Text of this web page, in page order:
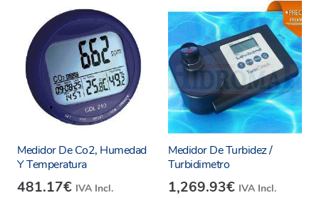
Medidor De Co2, Humedad
Y Temperatura
481.17€ IVA Incl.
Medidor De Turbidez /
Turbidimetro
1,269.93€ IVA Incl.